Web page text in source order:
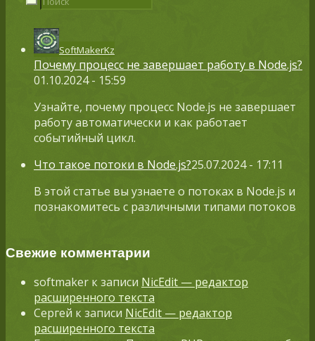
SoftMakerKz
Почему процесс не завершает работу в Node.js?
01.10.2024 - 15:59
Узнайте, почему процесс Node.js не завершает
работу автоматически и как работает
событийный цикл.
Что такое потоки в Node.js?25.07.2024 - 17:11
В этой статье вы узнаете о потоках в Node.js и
познакомитесь с различными типами потоков
Свежие комментарии
softmaker к записи NicEdit — редактор
расширенного текста
Сергей к записи NicEdit — редактор
расширенного текста